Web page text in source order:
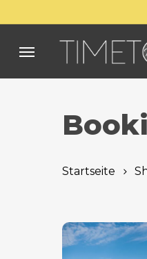
main
Menu
Startseite